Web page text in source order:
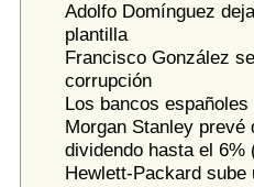
Adolfo Domínguez
plantilla
Francisco González
corrupción
Los bancos
Morgan Stanley prevé
dividendo hasta el 6%
Hewlett-Packard